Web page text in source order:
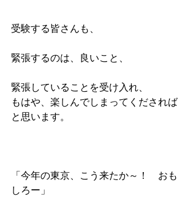
受験する皆さんも、
緊張するのは、良いこと、
緊張していることを受け入れ、
もはや、楽しんでしまってくだされば
と思います。
「今年の東京、こう来たか～！　おも
しろー」